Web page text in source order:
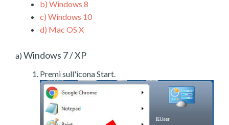
b) Windows 8
c) Windows 10
d) Mac OS X
a) Windows 7 / XP
Premi sull'icona Start.